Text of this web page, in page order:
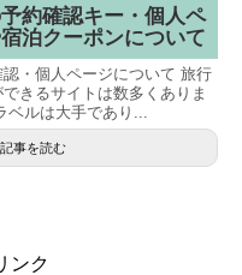
約確認キー・個人ペ
泊クーポンについて
・個人ページについて 旅行
きるサイトは数多くありま
ベルは大手であり...
記事を読む
ンク